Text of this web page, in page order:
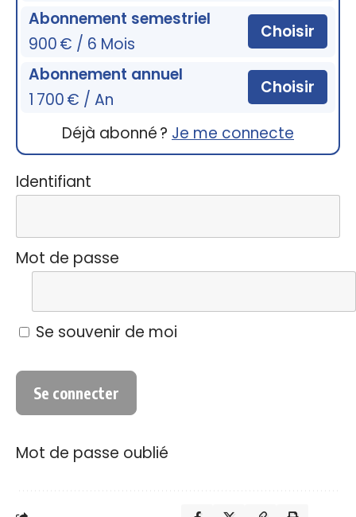
Abonnement semestriel
900 € / 6 Mois
Choisir
Abonnement annuel
1 700 € / An
Choisir
Déjà abonné ? Je me connecte
Identifiant
Mot de passe
Se souvenir de moi
Mot de passe oublié